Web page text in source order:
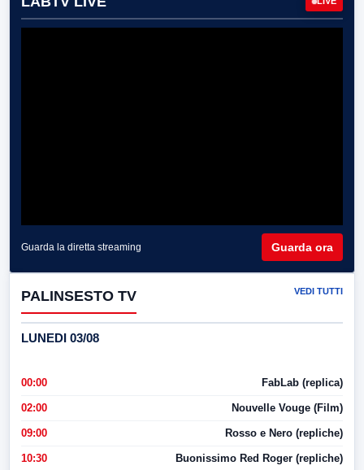
Guarda la diretta streaming Guarda ora
PALINSESTO TV VEDI TUTTI
LUNEDI 03/08
00:00 FabLab (replica)
02:00 Nouvelle Vouge (Film)
09:00 Rosso e Nero (repliche)
10:30 Buonissimo Red Roger (repliche)